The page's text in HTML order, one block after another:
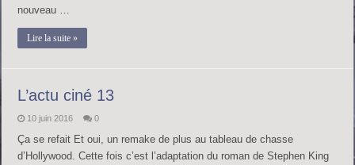
nouveau …
Lire la suite »
L’actu ciné 13
10 juin 2016 0
Ça se refait Et oui, un remake de plus au tableau de chasse
d’Hollywood. Cette fois c’est l’adaptation du roman de Stephen King